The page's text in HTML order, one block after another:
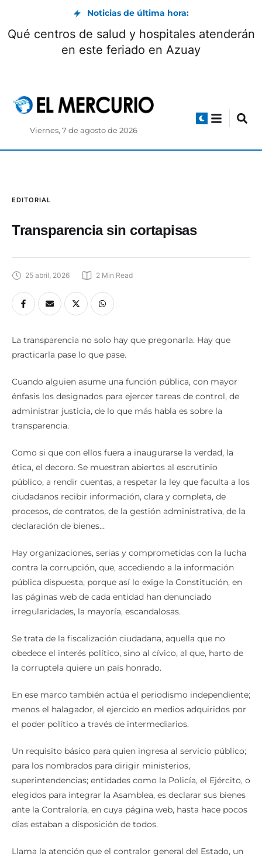
Noticias de última hora:
Qué centros de salud y hospitales atenderán
en este feriado en Azuay
Viernes, 7 de agosto de 2026
EDITORIAL
Transparencia sin cortapisas
25 abril, 2026 2 Min Read
La transparencia no solo hay que pregonarla. Hay que
practicarla pase lo que pase.
Cuando alguien asume una función pública, con mayor
énfasis los designados para ejercer tareas de control, de
administrar justicia, de lo que más habla es sobre la
transparencia.
Como si que con ellos fuera a inaugurarse la verdad, la
ética, el decoro. Se muestran abiertos al escrutinio
público, a rendir cuentas, a respetar la ley que faculta a los
ciudadanos recibir información, clara y completa, de
procesos, de contratos, de la gestión administrativa, de la
declaración de bienes…
Hay organizaciones, serias y comprometidas con la lucha
contra la corrupción, que, accediendo a la información
pública dispuesta, porque así lo exige la Constitución, en
las páginas web de cada entidad han denunciado
irregularidades, la mayoría, escandalosas.
Se trata de la fiscalización ciudadana, aquella que no
obedece el interés político, sino al cívico, al que, harto de
la corruptela quiere un país honrado.
En ese marco también actúa el periodismo independiente;
menos el halagador, el ejercido en medios adquiridos por
el poder político a través de intermediarios.
Un requisito básico para quien ingresa al servicio público;
para los nombrados para dirigir ministerios,
superintendencias; entidades como la Policía, el Ejército, o
elegidos para integrar la Asamblea, es declarar sus bienes
ante la Contraloría, en cuya página web, hasta hace pocos
días estaban a disposición de todos.
Llama la atención que el contralor general del Estado, un